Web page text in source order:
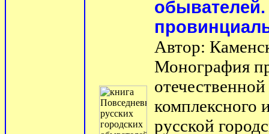
обывателей.
Автор:
Монография
комплексного
русской